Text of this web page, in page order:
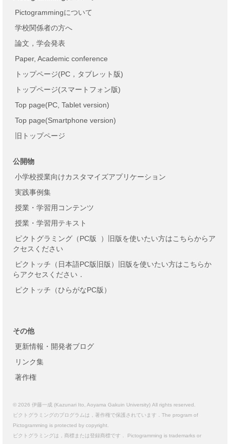
Pictogrammingについて
学校関係者の方へ
論文，学会発表
Paper, Academic conference
トップページ(PC，タブレット版)
トップページ(スマートフォン版)
Top page(PC, Tablet version)
Top page(Smartphone version)
旧トップページ
公開物
小学校授業向けカスタマイズアプリケーション
実践事例集
授業・学習用コンテンツ
授業・学習用テキスト
ピクトグラミング（PC版
）旧版を使いたい方はこちらからア
クセスください
ピクトッチ（日本語PC版旧版）旧版を使いたい方はこちらか
らアクセスください．
ピクトッチ（ひらがなPC版）
その他
更新情報・開発者ブログ
リンク集
著作権
© 2026 伊藤一成 (Kazunari Ito, Aoyama Gakuin University) All rights reserved.
ピクトグラミングのプログラムは，著作権で保護されています．The program of
Pictogramming is protected by copyright.
ピクトグラミングは，商標または登録商標です． Pictogramming is trademarks or